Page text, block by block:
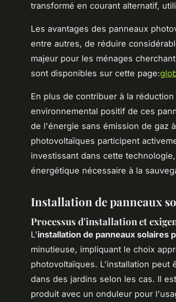
transformé en courant alternatif,
Les avantages des panneaux
entre autres, de réduire
majeur pour les ménages
sont disponibles sur cette page:
En plus de contribuer à la
environnemental positif de ces
de l'énergie sans émission de gaz
photovoltaïques participent
investissant dans cette
énergétique nécessaire à la
Installation de panneaux
Processus d'installation et
L'installation de panneaux solaires
minutieuse, impliquant le choix
photovoltaïques. L'installation peut
dans des jardins selon les cas. Il
produit avec un onduleur pour